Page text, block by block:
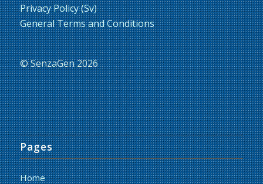
Privacy Policy (Sv)
General Terms and Conditions
© SenzaGen 2026
Pages
Home